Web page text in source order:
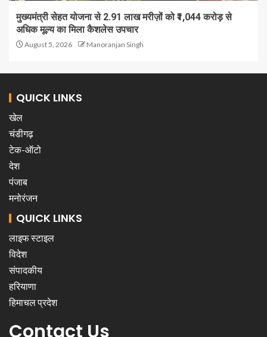
मुख्यमंत्री सेहत योजना से 2.91 लाख मरीज़ों को ₹1,044 करोड़ से
अधिक मूल्य का मिला कैशलेस उपचार
August 5, 2026 Manoranjan Singh
QUICK LINKS
खेल
चंडीगढ़
टेक-ऑटो
देश
पंजाब
मनोरंजन
QUICK LINKS
लाइफ स्टाइल
विदेश
संपादकीय
हरियाणा
हिमाचल प्रदेश
Contact Us